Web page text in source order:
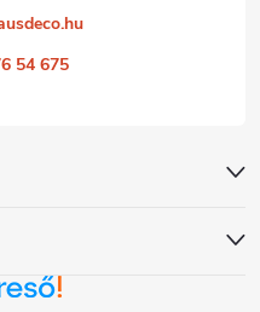
54 675